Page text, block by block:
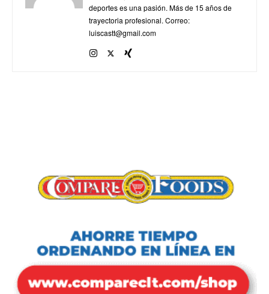
deportes es una pasión. Más de 15 años de
trayectoria profesional. Correo:
luiscastt@gmail.com